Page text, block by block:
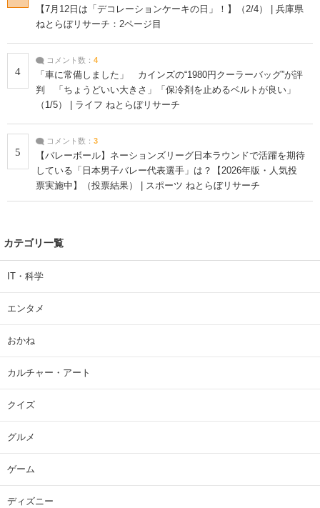
【7月12日は「デコレーションケーキの日」！】（2/4） | 兵庫県
ねとらぼリサーチ：2ページ目
4
コメント数： 4
「車に常備しました」 カインズの“1980円クーラーバッグ”が評
判 「ちょうどいい大きさ」「保冷剤を止めるベルトが良い」
（1/5） | ライフ ねとらぼリサーチ
5
コメント数： 3
【バレーボール】ネーションズリーグ日本ラウンドで活躍を期待
している「日本男子バレー代表選手」は？【2026年版・人気投
票実施中】（投票結果） | スポーツ ねとらぼリサーチ
カテゴリ一覧
IT・科学
エンタメ
おかね
カルチャー・アート
クイズ
グルメ
ゲーム
ディズニー